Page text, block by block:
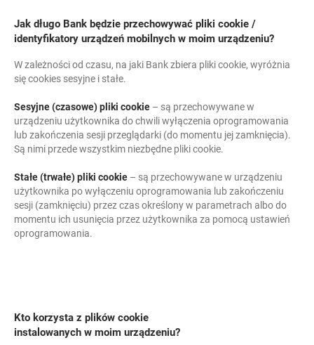
polityce prywatności Google Ireland
Limitedlink otwiera się w nowym oknie
otwiera się w nowej karcie
Jak długo Bank będzie przechowywać pliki cookie /
identyfikatory urządzeń mobilnych w moim urządzeniu?
W zależności od czasu, na jaki Bank zbiera pliki cookie, wyróżnia
się cookies sesyjne i stałe.
Sesyjne (czasowe) pliki cookie – są przechowywane w
urządzeniu użytkownika do chwili wyłączenia oprogramowania
lub zakończenia sesji przeglądarki (do momentu jej zamknięcia).
Są nimi przede wszystkim niezbędne pliki cookie.
Stałe (trwałe) pliki cookie – są przechowywane w urządzeniu
użytkownika po wyłączeniu oprogramowania lub zakończeniu
sesji (zamknięciu) przez czas określony w parametrach albo do
momentu ich usunięcia przez użytkownika za pomocą ustawień
oprogramowania.
Kto korzysta z plików cookie
instalowanych w moim urządzeniu?